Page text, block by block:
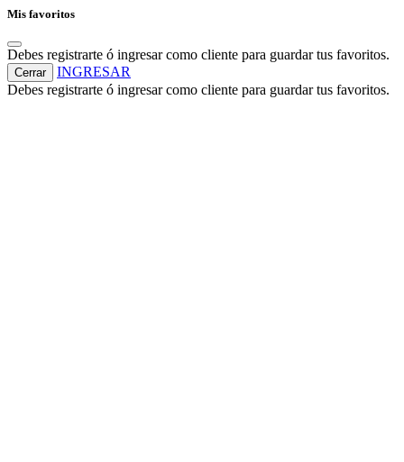
Mis favoritos
Debes registrarte ó ingresar como cliente para guardar tus favoritos.
Cerrar
INGRESAR
Debes registrarte ó ingresar como cliente para guardar tus favoritos.